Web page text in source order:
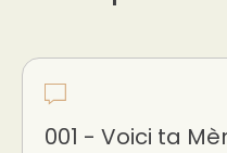
001 - Voici ta